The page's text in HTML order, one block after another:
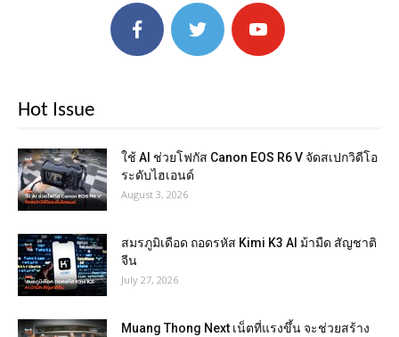
Hot Issue
ใช้ AI ช่วยโฟกัส Canon EOS R6 V จัดสเปกวิดีโอ
ระดับไฮเอนด์
August 3, 2026
สมรภูมิเดือด ถอดรหัส Kimi K3 AI ม้ามืด สัญชาติ
จีน
July 27, 2026
Muang Thong Next เน็ตที่แรงขึ้น จะช่วยสร้าง